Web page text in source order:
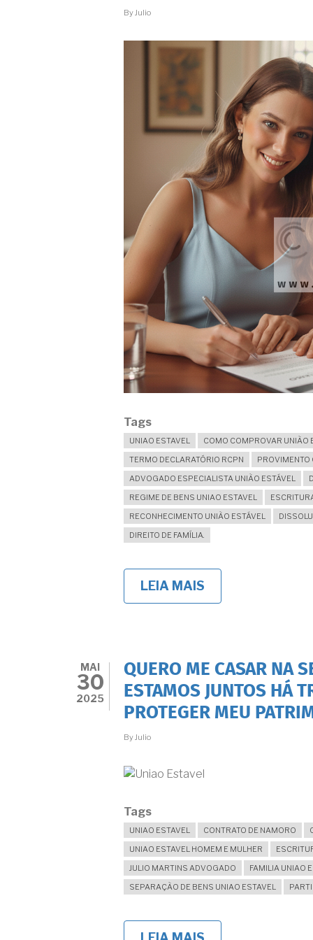
ByJulio
Tags
UNIAO ESTAVEL
COMO COMPROVAR UNIÃO
TERMO DECLARATÓRIO RCPN
ADVOGADO ESPECIALISTA UNIÃO ESTÁVEL
REGIME DE BENS UNIAO ESTAVEL
RECONHECIMENTO UNIÃO ESTÁVEL
DIREITO DE FAMÍLIA.
LEIA MAIS
UNIÃO
FORMALIZAR,
INCLUINDO
O
TERMO
DECLARATÓRIO
MAI
30
2025
QUERO ME CASAR NA
ESTAMOS JUNTOS HÁ
PROTEGER MEU
ByJulio
Tags
UNIAO ESTAVEL CONTRATO DE NAMORO
UNIAO ESTAVEL HOMEM E MULHER
JULIO MARTINS ADVOGADO
FAMILIA UNIAO
SEPARAÇÃO DE BENS UNIAO ESTAVEL